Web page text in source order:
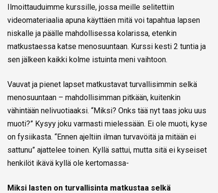
Ilmoittauduimme kurssille, jossa meille selitettiin
videomateriaalia apuna käyttäen mitä voi tapahtua lapsen
niskalle ja päälle mahdollisessa kolarissa, etenkin
matkustaessa katse menosuuntaan. Kurssi kesti 2 tuntia ja
sen jälkeen kaikki kolme istuinta meni vaihtoon.
Vauvat ja pienet lapset matkustavat turvallisimmin selkä
menosuuntaan – mahdollisimman pitkään, kuitenkin
vähintään nelivuotiaaksi. “Miksi? Onks tää nyt taas joku uus
muoti?” Kysyy joku varmasti mielessään. Ei ole muoti, kyse
on fysiikasta. “Ennen ajeltiin ilman turvavöitä ja mitään ei
sattunu” ajattelee toinen. Kyllä sattui, mutta sitä ei kyseiset
henkilöt ikävä kyllä ole kertomassa-
Miksi lasten on turvallisinta matkustaa selkä